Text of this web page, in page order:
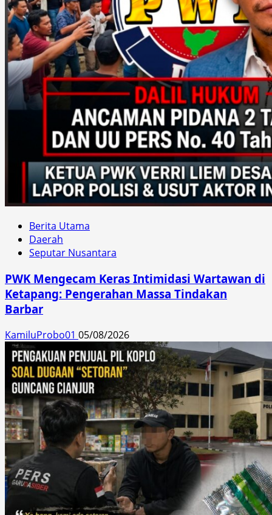
Berita Utama
Daerah
Seputar Nusantara
PWK Mengecam Keras Intimidasi Wartawan di
Ketapang: Pengerahan Massa Tindakan
Barbar
KamiluProbo01 05/08/2026